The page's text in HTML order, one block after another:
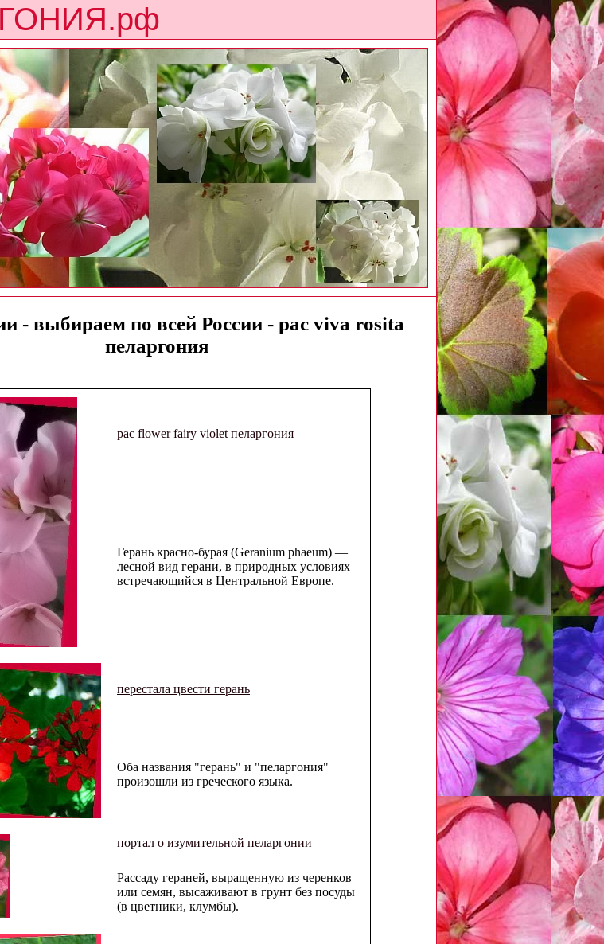
- выбираем по всей России - pac viva rosita
пеларгония
pac flower fairy violet пеларгония
Герань красно-бурая (Geranium phaeum) —
лесной вид герани, в природных условиях
встречающийся в Центральной Европе.
перестала цвести герань
Оба названия "герань" и "пеларгония"
произошли из греческого языка.
портал о изумительной пеларгонии
Рассаду гераней, выращенную из черенков
или семян, высаживают в грунт без посуды
(в цветники, клумбы).